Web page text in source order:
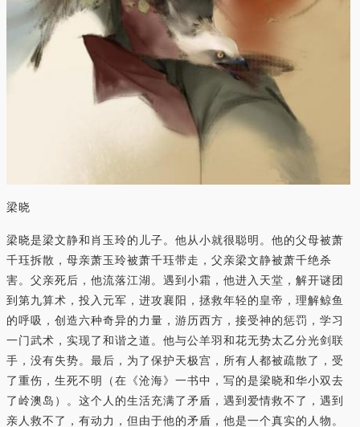
梁晓
梁晓是梁文静和肖玉玲的儿子。他从小就很聪明。他的父母被萧
千珏拆散，母亲萧玉玲被萧千珏带走，父亲梁文静被萧千绝杀
害。父亲死后，他流落江湖。遇到小霜，他进入天堂，解开谜团
到第九算术，投入元军，进攻襄阳，拯救年轻的皇帝，理解鲸鱼
的呼吸，创造六种奇异的力量，游历西方，接受神的惩罚，学习
一门武术，实现了和谐之道。他与公羊羽和花无势太乙分光剑联
手，没有失势。最后，为了保护天极宫，所有人都被疏散了，受
了重伤，生死不明（在《沧海》一书中，写的是梁晓和华小双去
了岭澳岛）。这个人的生活充满了矛盾，遇到爱情救不了，遇到
亲人救不了，有动力，但由于他的矛盾，他是一个真实的人物。